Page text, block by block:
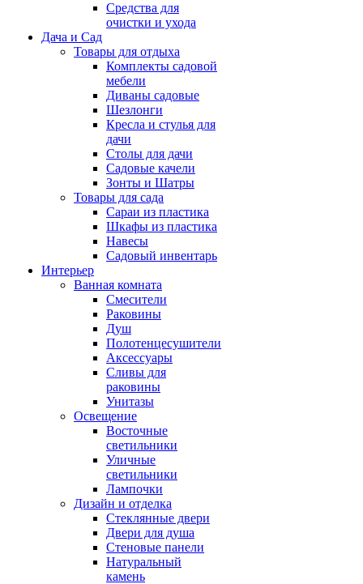
Средства для
очистки и ухода
Дача и Сад
Товары для отдыха
Комплекты садовой
мебели
Диваны садовые
Шезлонги
Кресла и стулья для
дачи
Столы для дачи
Садовые качели
Зонты и Шатры
Товары для сада
Сараи из пластика
Шкафы из пластика
Навесы
Садовый инвентарь
Интерьер
Ванная комната
Смесители
Раковины
Душ
Полотенцесушители
Аксессуары
Сливы для
раковины
Унитазы
Освещение
Восточные
светильники
Уличные
светильники
Лампочки
Дизайн и отделка
Стеклянные двери
Двери для душа
Стеновые панели
Натуральный
камень